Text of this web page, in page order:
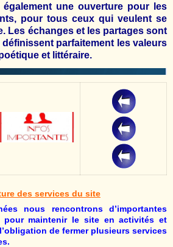
également une ouverture pour les
pour tous ceux qui veulent se
Les échanges et les partages sont
définissent parfaitement les valeurs
et littéraire.
des services du site
nous rencontrons d’importantes
pour maintenir le site en activités et
de fermer plusieurs services